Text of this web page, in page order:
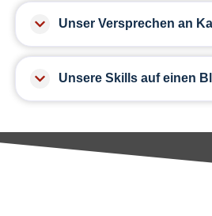
Unser Versprechen an
Unsere Skills auf einen